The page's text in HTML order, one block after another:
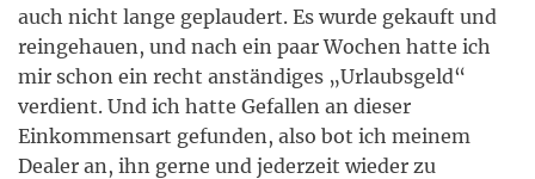
auch nicht lange geplaudert. Es wurde gekauft und
reingehauen, und nach ein paar Wochen hatte ich
mir schon ein recht anständiges „Urlaubsgeld“
verdient. Und ich hatte Gefallen an dieser
Einkommensart gefunden, also bot ich meinem
Dealer an, ihn gerne und jederzeit wieder zu